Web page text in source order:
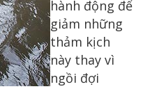
hành động để
giảm những
thảm kịch
này thay vì
ngồi đợi